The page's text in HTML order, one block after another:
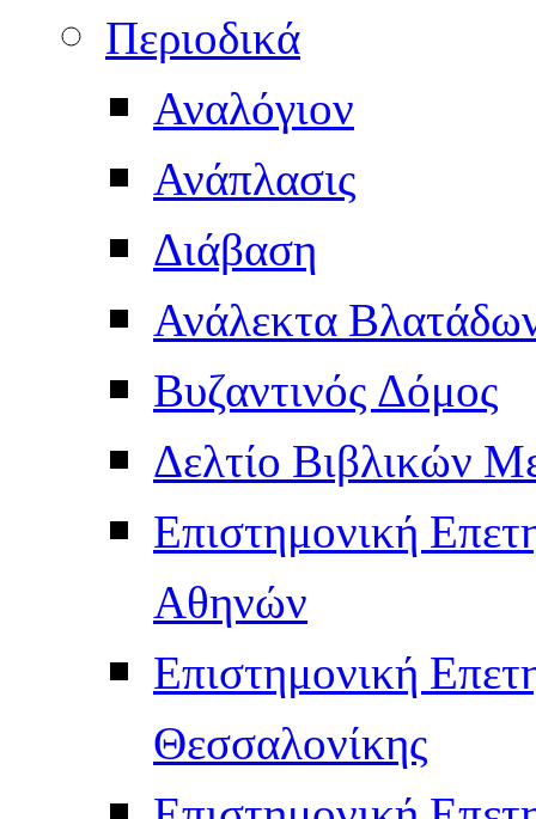
Περιοδικά
Αναλόγιον
Ανάπλασις
Διάβαση
Ανάλεκτα
Βυζαντινός Δόμος
Δελτίο Βιβλικών
Επιστημονική
Αθηνών
Επιστημονική
Θεσσαλονίκης